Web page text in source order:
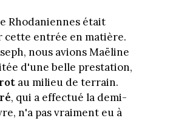
Rhodaniennes était
entrée en matière.
nous avions Maëline
d'une belle prestation,
au milieu de terrain.
, qui a effectué la demi-
n'a pas vraiment eu à